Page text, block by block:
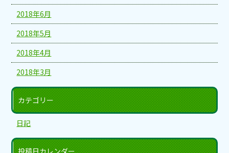
2018年6月
2018年5月
2018年4月
2018年3月
カテゴリー
日記
投稿日カレンダー